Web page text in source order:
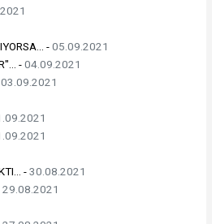
-05.09.2021
-04.09.2021
03.09.2021
-30.08.2021
29.08.2021